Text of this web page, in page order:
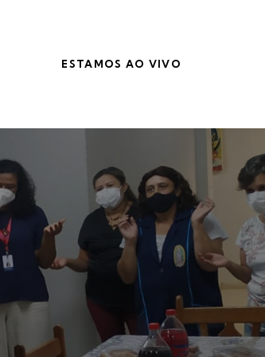
ESTAMOS AO VIVO